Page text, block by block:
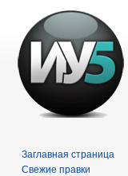
Заглавная страница
Свежие правки